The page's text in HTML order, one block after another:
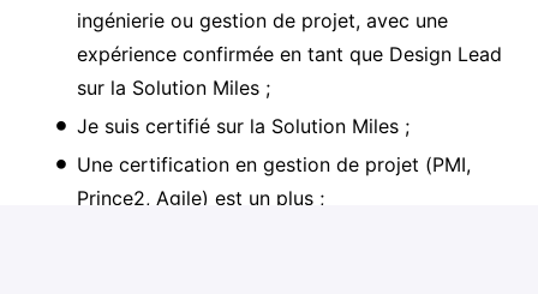
ingénierie ou gestion de projet, avec une
expérience confirmée en tant que Design Lead
sur la Solution Miles ;
Je suis certifié sur la Solution Miles ;
Une certification en gestion de projet (PMI,
Prince2, Agile) est un plus ;